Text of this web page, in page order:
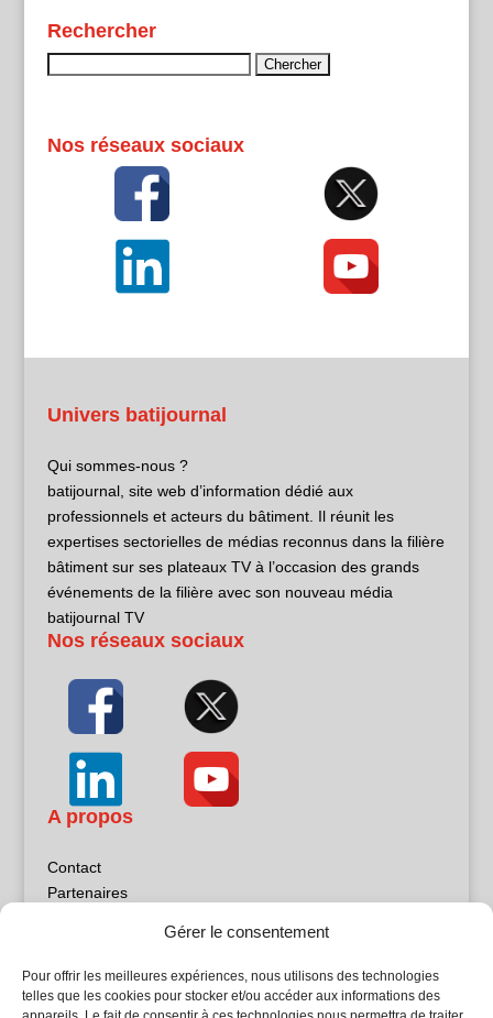
Gérer le consentement
Pour offrir les meilleures expériences, nous utilisons des technologies
telles que les cookies pour stocker et/ou accéder aux informations des
Rechercher
Nos réseaux sociaux
Univers batijournal
Qui sommes-nous ?
batijournal, site web d’information dédié aux
professionnels et acteurs du bâtiment. Il réunit les
expertises sectorielles de médias reconnus dans la filière
bâtiment sur ses plateaux TV à l’occasion des grands
événements de la filière avec son nouveau média
batijournal TV
Nos réseaux sociaux
A propos
Contact
Partenaires
Politique de confidentialité
Sites partenaires